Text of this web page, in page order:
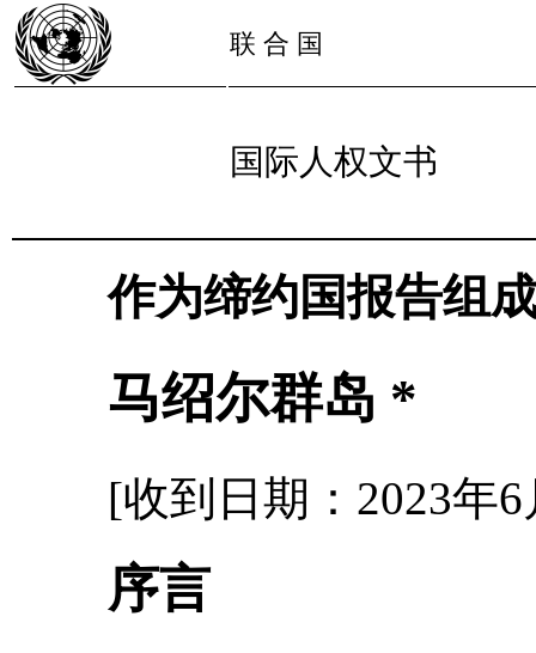
联 合 国
国际人权文书
作为缔约国报告组
马绍尔群岛 *
[收到日期：2023年
序言